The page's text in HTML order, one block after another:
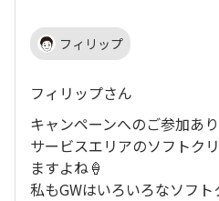
フィリップ
フィリップさん
キャンペーンへのご参加あ
サービスエリアのソフトク
ますよね🍦
私もGWはいろいろなソフ